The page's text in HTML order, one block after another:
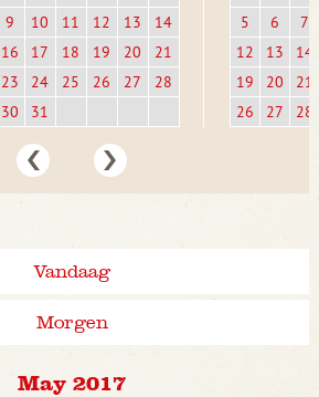
9 10 11 12 13
14
16 17 18 19 20
21
23 24 25 26 27
28
30 31
5 6
7
12
13
14
19
20
21
26
27 28
Vandaag
Morgen
May 2017